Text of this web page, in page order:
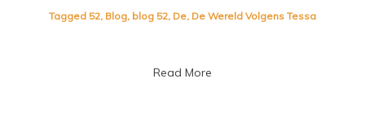
Tagged 52, Blog, blog 52, De, De Wereld Volgens Tessa
Read More